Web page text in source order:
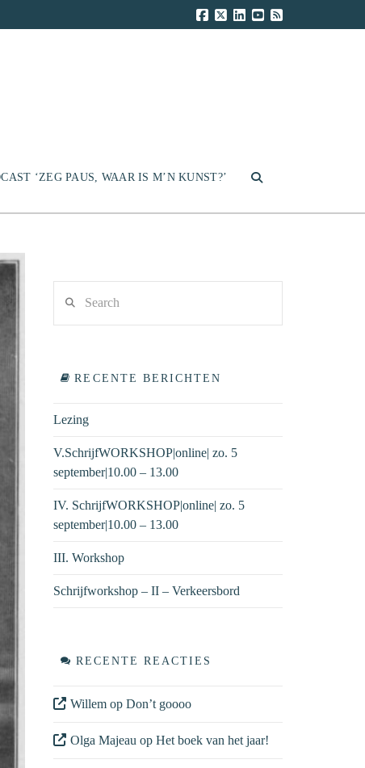
‘ZEG PAUS, WAAR IS M’N KUNST?’
RECENTE BERICHTEN
Lezing
V.SchrijfWORKSHOP|online| zo. 5
september|10.00 – 13.00
IV. SchrijfWORKSHOP|online| zo. 5
september|10.00 – 13.00
III. Workshop
Schrijfworkshop – II – Verkeersbord
RECENTE REACTIES
Willemop Don’t goooo
Olga Majeau op Het boek van het jaar!